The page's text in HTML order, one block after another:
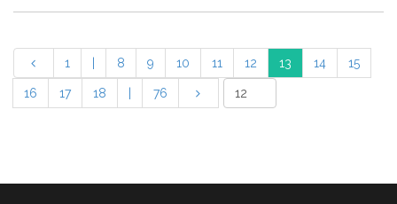
1 8 9 10 11 12 13 14 15
16 17 18 76